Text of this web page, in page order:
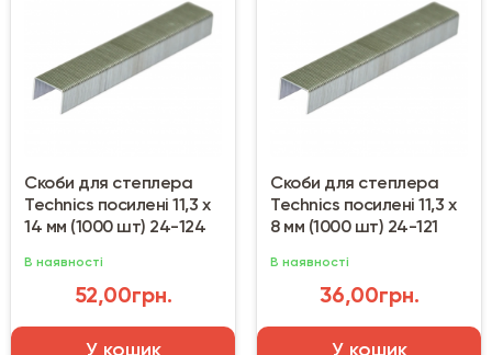
Скоби для степлера
Technics посилені 11,3 х
14 мм (1000 шт) 24-124
В наявності
52,00грн.
У кошик
Скоби для степлера
Technics посилені 11,3 х
8 мм (1000 шт) 24-121
В наявності
36,00грн.
У кошик